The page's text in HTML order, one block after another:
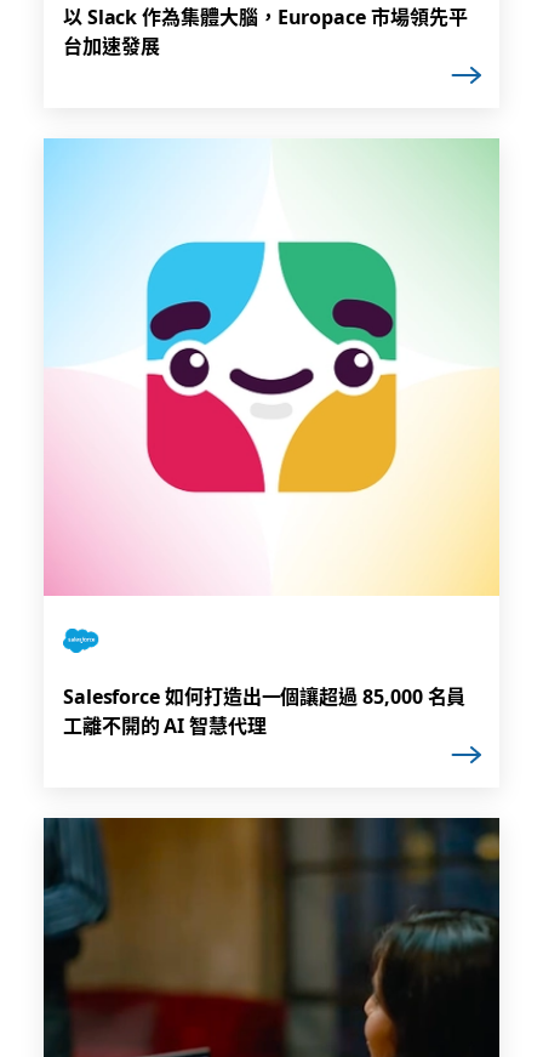
以 Slack 作為集體大腦，Europace 市場領先平
台加速發展
Salesforce 如何打造出一個讓超過 85,000 名員
工離不開的 AI 智慧代理